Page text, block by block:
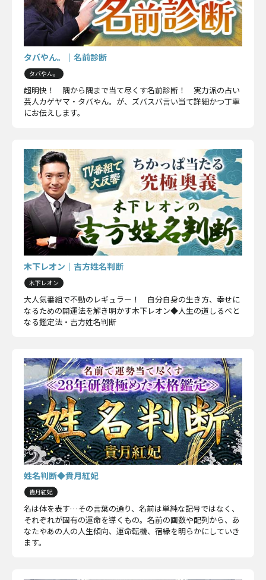
タバやん。｜名前診断
タバやん。
超明快！ 隅から隅まで当て尽くす名前診断！ 実力派の占い
芸人カゲヤマ・タバやん。が、ズバスバ言い当て詳細かつ丁寧
にお伝えします。
木下レオン｜吉方姓名判断
木下レオン
大人気番組で不動のレギュラー！ 自分自身の生き方、幸せに
なるための開運法を解き明かす木下レオン◆人生の道しるべと
なる鑑定法・吉方姓名判断
姓名判断◆貴月紅妃
貴月紅妃
名は体を表す…その言葉の通り、名前は単純な記号ではなく、
それぞれが固有の運命を導くもの。名前の画数や配列から、あ
なたやあの人の人生傾向、運命転機、宿縁を明らかにしていき
ます。